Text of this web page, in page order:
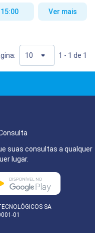
15:00 Ver mais
1 - 1 de 1
suas consultas a qualquer
lugar.
SA
01